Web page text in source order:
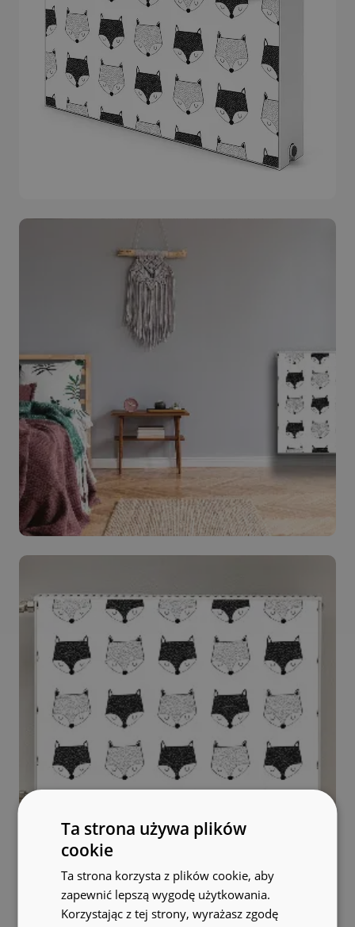
Ta strona używa plików
cookie
Ta strona korzysta z plików cookie, aby
zapewnić lepszą wygodę użytkowania.
Korzystając z tej strony, wyrażasz zgodę